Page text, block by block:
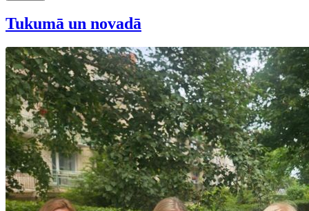
Tukumā un novadā